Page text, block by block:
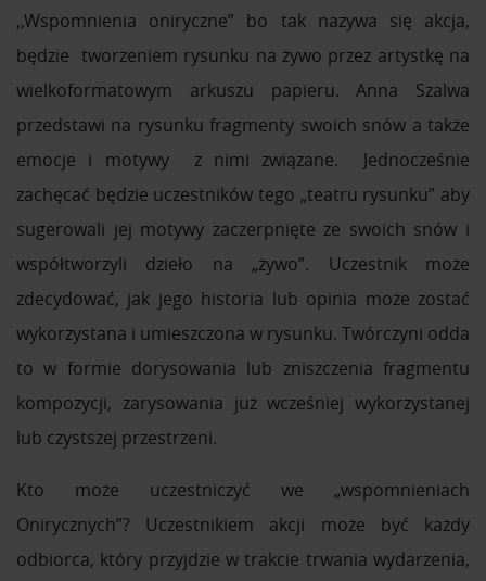
,,Wspomnienia oniryczne” bo tak nazywa się akcja,
będzie tworzeniem rysunku na żywo przez artystkę na
wielkoformatowym arkuszu papieru. Anna Szalwa
przedstawi na rysunku fragmenty swoich snów a także
emocje i motywy z nimi związane. Jednocześnie
zachęcać będzie uczestników tego „teatru rysunku” aby
sugerowali jej motywy zaczerpnięte ze swoich snów i
współtworzyli dzieło na „żywo”. Uczestnik może
zdecydować, jak jego historia lub opinia może zostać
wykorzystana i umieszczona w rysunku. Twórczyni odda
to w formie dorysowania lub zniszczenia fragmentu
kompozycji, zarysowania już wcześniej wykorzystanej
lub czystszej przestrzeni.
Kto może uczestniczyć we „wspomnieniach
Onirycznych”? Uczestnikiem akcji może być każdy
odbiorca, który przyjdzie w trakcie trwania wydarzenia,